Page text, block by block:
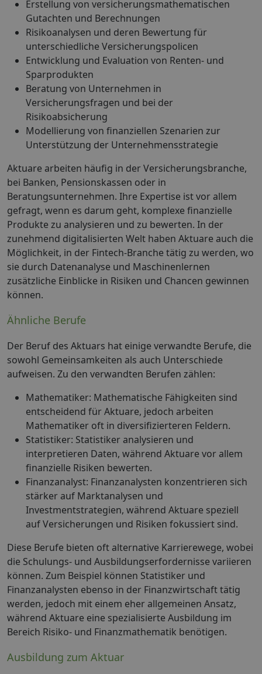
Erstellung von versicherungsmathematischen
Gutachten und Berechnungen
Risikoanalysen und deren Bewertung für
unterschiedliche Versicherungspolicen
Entwicklung und Evaluation von Renten- und
Sparprodukten
Beratung von Unternehmen in
Versicherungsfragen und bei der
Risikoabsicherung
Modellierung von finanziellen Szenarien zur
Unterstützung der Unternehmensstrategie
Aktuare arbeiten häufig in der Versicherungsbranche,
bei Banken, Pensionskassen oder in
Beratungsunternehmen. Ihre Expertise ist vor allem
gefragt, wenn es darum geht, komplexe finanzielle
Produkte zu analysieren und zu bewerten. In der
zunehmend digitalisierten Welt haben Aktuare auch die
Möglichkeit, in der Fintech-Branche tätig zu werden, wo
sie durch Datenanalyse und Maschinenlernen
zusätzliche Einblicke in Risiken und Chancen gewinnen
können.
Ähnliche Berufe
Der Beruf des Aktuars hat einige verwandte Berufe, die
sowohl Gemeinsamkeiten als auch Unterschiede
aufweisen. Zu den verwandten Berufen zählen:
Mathematiker: Mathematische Fähigkeiten sind
entscheidend für Aktuare, jedoch arbeiten
Mathematiker oft in diversifizierteren Feldern.
Statistiker: Statistiker analysieren und
interpretieren Daten, während Aktuare vor allem
finanzielle Risiken bewerten.
Finanzanalyst: Finanzanalysten konzentrieren sich
stärker auf Marktanalysen und
Investmentstrategien, während Aktuare speziell
auf Versicherungen und Risiken fokussiert sind.
Diese Berufe bieten oft alternative Karrierewege, wobei
die Schulungs- und Ausbildungserfordernisse variieren
können. Zum Beispiel können Statistiker und
Finanzanalysten ebenso in der Finanzwirtschaft tätig
werden, jedoch mit einem eher allgemeinen Ansatz,
während Aktuare eine spezialisierte Ausbildung im
Bereich Risiko- und Finanzmathematik benötigen.
Ausbildung zum Aktuar